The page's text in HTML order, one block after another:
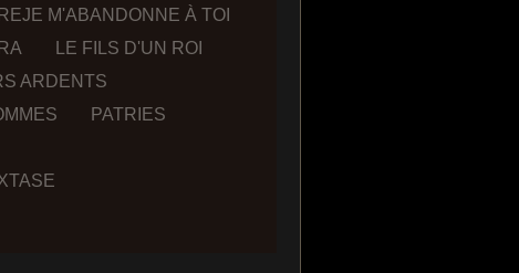
JE M'ABANDONNE À TOI
LE FILS D'UN ROI
ARDENTS
PATRIES